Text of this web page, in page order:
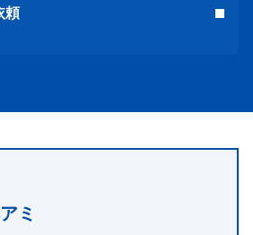
頼
ミ